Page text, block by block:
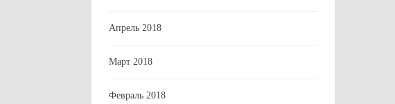
Апрель 2018
Март 2018
Февраль 2018